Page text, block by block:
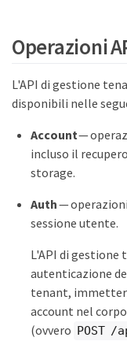
Operazioni
L'API di gestione
disponibili nelle
Account—
incluso il
storage.
Auth—
sessione utente.
L'API di gestione
autenticazione
tenant,
account nel
(ovvero POST